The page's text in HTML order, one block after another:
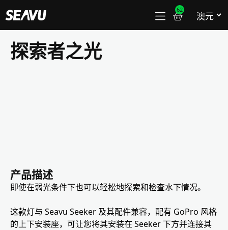
62
探索者之光
产品描述
即使在弱光条件下也可以轻松地探索和检查水下情况。
这款灯与 Seavu Seeker 及其配件兼容，配有 GoPro 风格
的上下安装座，可让您将其安装在 Seeker 下方并连接其